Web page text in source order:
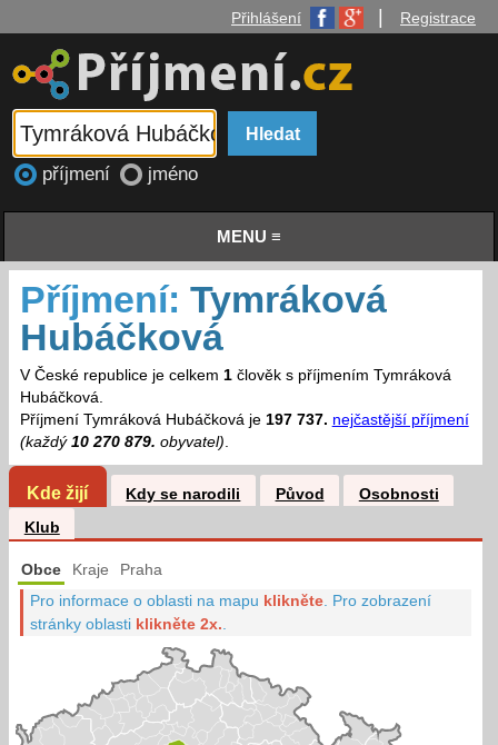
Přihlášení Registrace
příjmení jméno
MENU ≡
Příjmení: Tymráková
Hubáčková
V České republice je celkem 1člověk s příjmením Tymráková
Hubáčková.
Příjmení Tymráková Hubáčková je 197 737. nejčastější příjmení
(každý 10 270 879. obyvatel).
Kde žijí Kdy se narodili Původ
Osobnosti
Klub
Obce Kraje Praha
Pro informace o oblasti na mapu klikněte Pro zobrazení
stránky oblasti klikněte 2x.